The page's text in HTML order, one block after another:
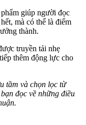
giúp người đọc
mà có thể là điểm
thành.
truyền tải nhẹ
thêm động lực cho
tầm và chọn lọc từ
đọc về những điều